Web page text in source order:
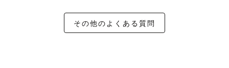
その他のよくある質問